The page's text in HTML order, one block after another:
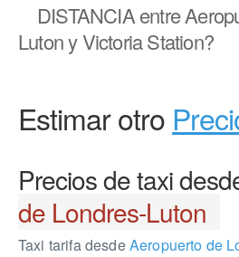
DISTANCIAentre
Luton y Victoria Station?
Estimar otro
Precios de taxi
de Londres-Luton
Taxi tarifa desdeAeropuerto de